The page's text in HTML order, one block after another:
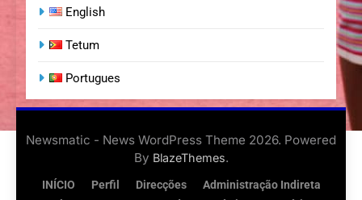
English
Tetum
Portugues
Newsmatic - News WordPress Theme 2026. Powered
By BlazeThemes.
INÍCIO Perfil Direcções
Administração Indireta